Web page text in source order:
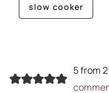
slow cooker
5 from